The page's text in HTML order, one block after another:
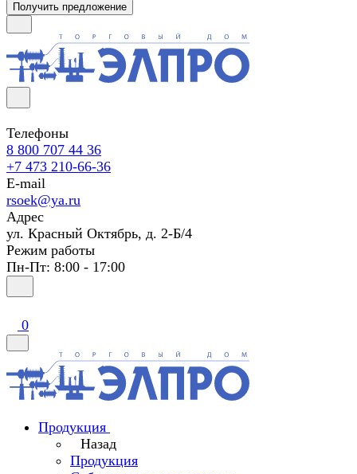
Получить предложение
Телефоны
8 800 707 44 36
+7 473 210-66-36
E-mail
rsoek@ya.ru
Адрес
ул. Красный Октябрь, д. 2-Б/4
Режим работы
Пн-Пт: 8:00 - 17:00
0
Продукция
Назад
Продукция